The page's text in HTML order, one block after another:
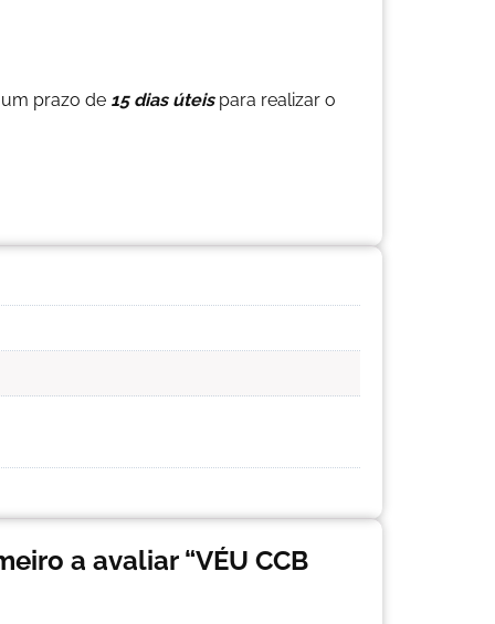
prazo de 15 dias úteispara realizar o
a avaliar “VÉU CCB